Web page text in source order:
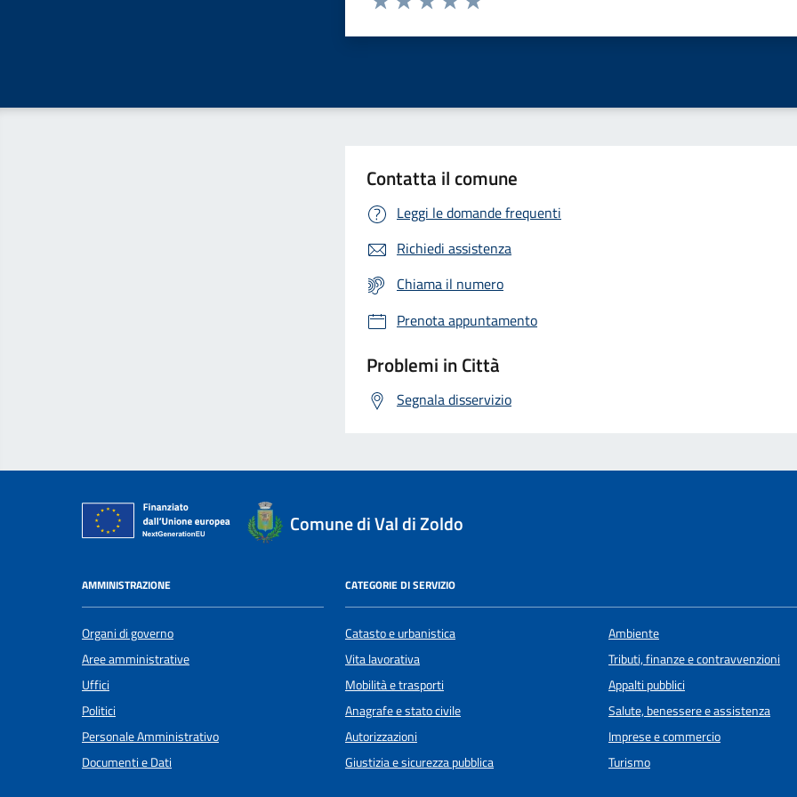
Contatta il comune
Leggi le domande frequenti
Richiedi assistenza
Chiama il numero
Prenota appuntamento
Problemi in Città
Segnala disservizio
Comune di Val di Zoldo
AMMINISTRAZIONE
Organi di governo
Aree amministrative
Uffici
Politici
Personale Amministrativo
Documenti e Dati
CATEGORIE DI SERVIZIO
Catasto e urbanistica
Vita lavorativa
Mobilità e trasporti
Anagrafe e stato civile
Autorizzazioni
Giustizia e sicurezza pubblica
Ambiente
Tributi, finanze e contravvenzioni
Appalti pubblici
Salute, benessere e assistenza
Imprese e commercio
Turismo